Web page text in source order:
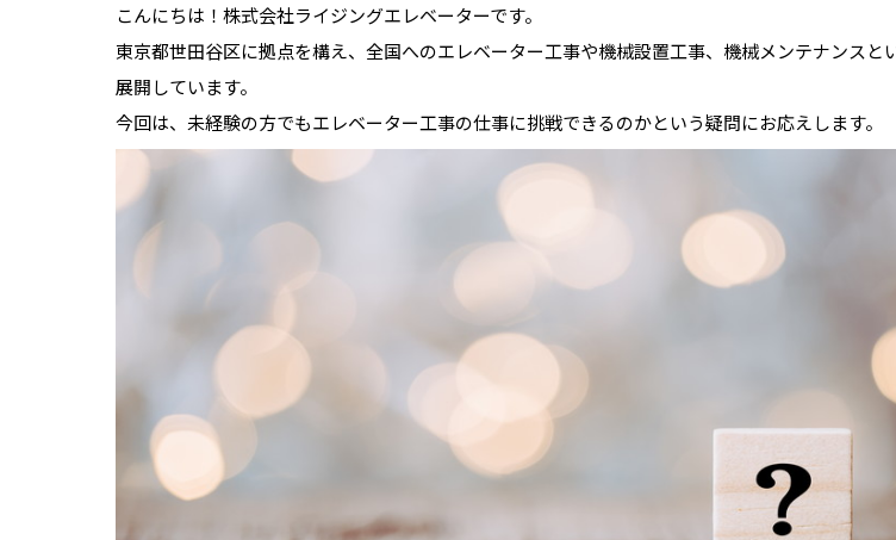
こんにちは！株式会社ライジングエレベーターです。
東京都世田谷区に拠点を構え、全国へのエレベーター工事や機械設置工事、機械メンテナンスと
展開しています。
今回は、未経験の方でもエレベーター工事の仕事に挑戦できるのかという疑問にお応えします。